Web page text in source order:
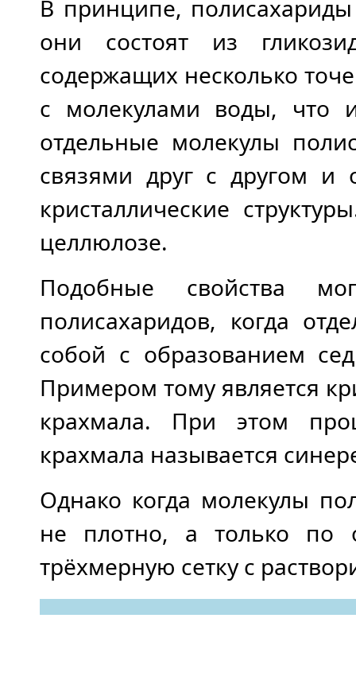
В принципе,
они состоят из
содержащих несколько
с молекулами воды, что
отдельные молекулы
связями друг с другом и
кристаллические
целлюлозе.
Подобные свойства
полисахаридов, когда
собой с образованием
Примером тому является
крахмала. При этом
крахмала называется
Однако когда молекулы
не плотно, а только по
трёхмерную сетку с